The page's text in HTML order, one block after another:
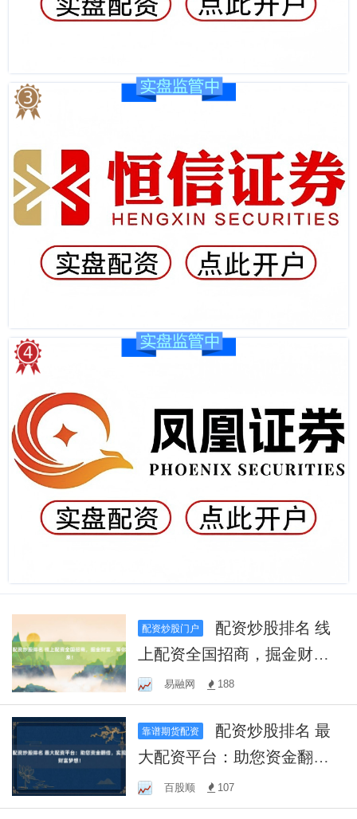
配资炒股门户
上配资全国招商，掘金财
富，等你来！
易融网 188
靠谱期货配资
大配资平台：助您资金翻
倍，实现财富梦想！
百股顺 107